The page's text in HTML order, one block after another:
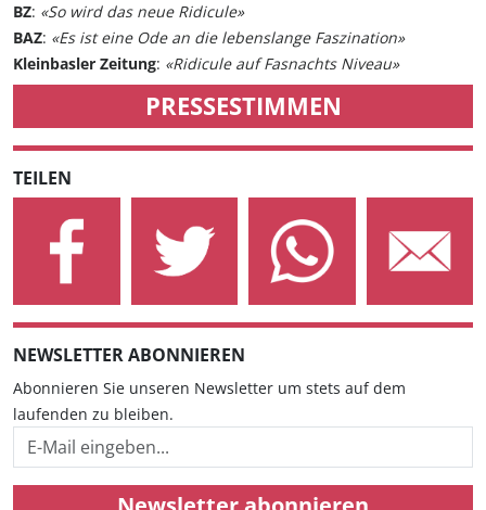
BZ: «So wird das neue Ridicule»
BAZ: «Es ist eine Ode an die lebenslange Faszination»
Kleinbasler Zeitung: «Ridicule auf Fasnachts Niveau»
PRESSESTIMMEN
TEILEN
NEWSLETTER ABONNIEREN
Abonnieren Sie unseren Newsletter um stets auf dem
laufenden zu bleiben.